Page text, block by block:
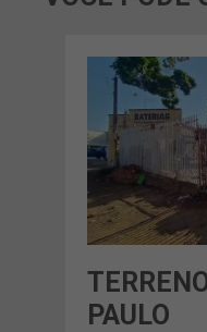
PAULO